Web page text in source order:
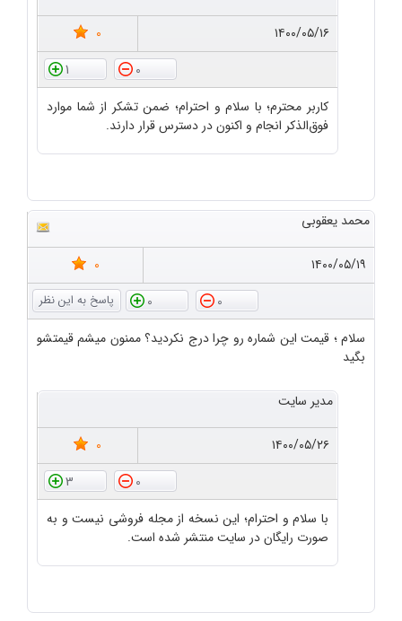
۱۴۰۰/۰۵/۱۶
0
0
1
کاربر محترم؛ با سلام و احترام؛ ضمن تشکر از شما موارد
فوق‌الذکر انجام و اکنون در دسترس قرار دارند.
محمد یعقوبی
۱۴۰۰/۰۵/۱۹
0
0
0
سلام ؛ قیمت این شماره رو چرا درج نکردید؟ ممنون میشم قیمتشو
بگید
مدیر سایت
۱۴۰۰/۰۵/۲۶
0
0
3
با سلام و احترام؛ این نسخه از مجله فروشی نیست و به
صورت رایگان در سایت منتشر شده است.